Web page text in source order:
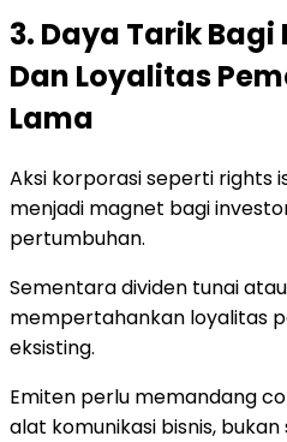
3. Daya Tarik
Dan Loyalitas
Lama
Aksi korporasi seperti rights
menjadi magnet bagi
pertumbuhan.
Sementara dividen tunai
mempertahankan loyalitas
eksisting.
Emiten perlu memandang
alat komunikasi bisnis,